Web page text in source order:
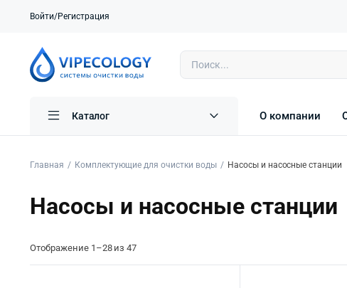
Войти/Регистрация
Каталог О компании
Главная Комплектующие для очистки воды Насосы и насосные станции
Насосы и насосные станции
Отображение 1–28 из 47